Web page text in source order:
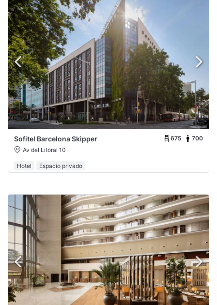
Sofitel Barcelona Skipper 675
700
Av del Litoral 10
Hotel Espacio privado